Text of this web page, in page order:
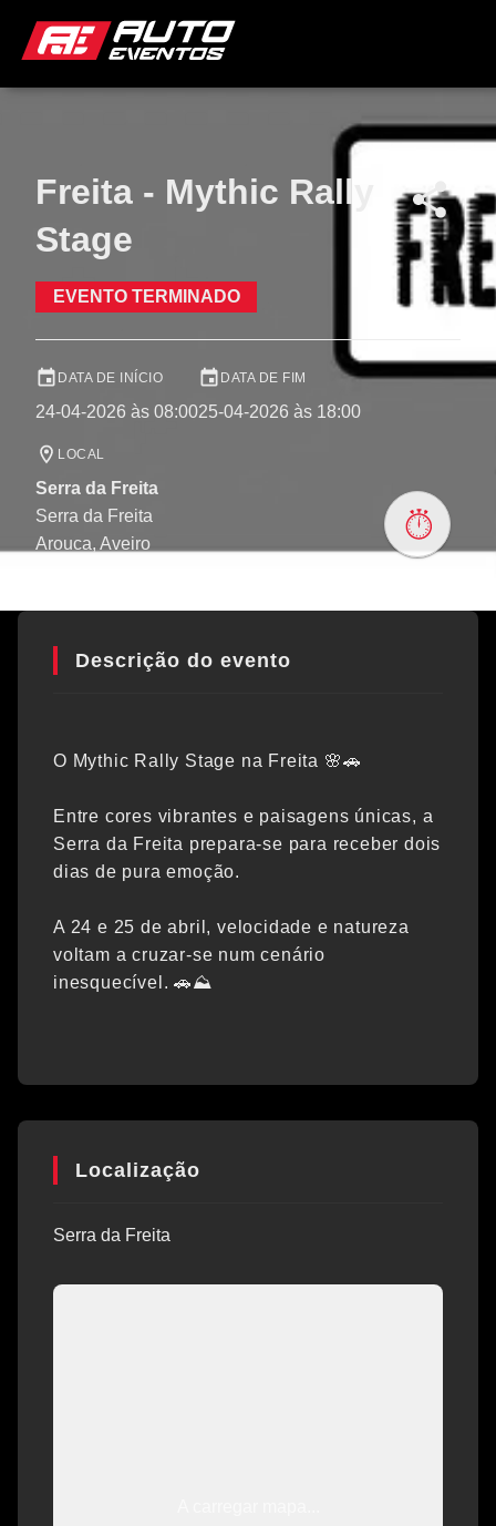
Freita - Mythic Rally
Stage
EVENTO TERMINADO
DATA DE INÍCIO
24-04-2026 às 08:00
DATA DE FIM
25-04-2026 às 18:00
LOCAL
Serra da Freita
Serra da Freita
Arouca, Aveiro
Descrição do evento
O Mythic Rally Stage na Freita 🌸🚗
Entre cores vibrantes e paisagens únicas, a
Serra da Freita prepara-se para receber dois
dias de pura emoção.
A 24 e 25 de abril, velocidade e natureza
voltam a cruzar-se num cenário
inesquecível. 🚗⛰️
Localização
Serra da Freita